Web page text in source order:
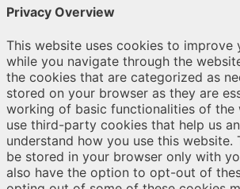
Privacy Overview
This website uses cookies to improve
while you navigate through the
the cookies that are categorized as
stored on your browser as they are
working of basic functionalities of the
use third-party cookies that help us
understand how you use this website.
be stored in your browser only with
also have the option to opt-out of